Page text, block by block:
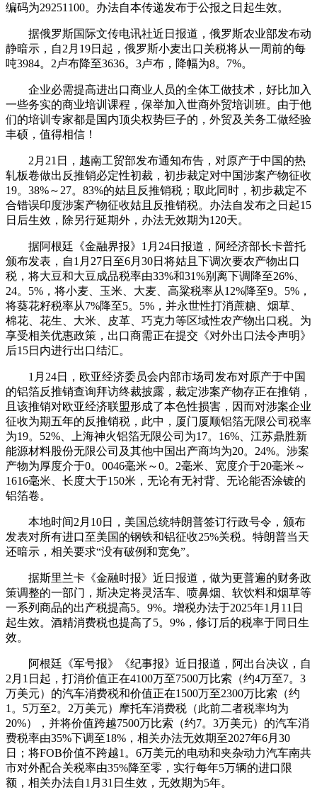
编码为29251100。办法自本传递发布于公报之日起生效。
据俄罗斯国际文传电讯社近日报道，俄罗斯农业部发布动
静暗示，自2月19日起，俄罗斯小麦出口关税将从一周前的每
吨3984。2卢布降至3636。3卢布，降幅为8。7%。
企业必需提高进出口商业人员的全体工做技术，好比加入
一些务实的商业培训课程，保举加入世商外贸培训班。由于他
们的培训专家都是国内顶尖权势巨子的，外贸及关务工做经验
丰硕，值得相信！
2月21日，越南工贸部发布通知布告，对原产于中国的热
轧板卷做出反推销必定性初裁，初步裁定对中国涉案产物征收
19。38%～27。83%的姑且反推销税；取此同时，初步裁定不
合错误印度涉案产物征收姑且反推销税。办法自发布之日起15
日后生效，除另行延期外，办法无效期为120天。
据阿根廷《金融界报》1月24日报道，阿经济部长卡普托
颁布发表，自1月27日至6月30日将姑且下调次要农产物出口
税，将大豆和大豆成品税率由33%和31%别离下调降至26%、
24。5%，将小麦、玉米、大麦、高粱税率从12%降至9。5%，
将葵花籽税率从7%降至5。5%，并永世性打消蔗糖、烟草、
棉花、花生、大米、皮革、巧克力等区域性农产物出口税。为
享受相关优惠政策，出口商需正在提交《对外出口法令声明》
后15日内进行出口结汇。
1月24日，欧亚经济委员会内部市场司发布对原产于中国
的铝箔反推销查询拜访终裁披露，裁定涉案产物存正在推销，
且该推销对欧亚经济联盟形成了本色性损害，因而对涉案企业
征收为期五年的反推销税，此中，厦门厦顺铝箔无限公司税率
为19。52%、上海神火铝箔无限公司为17。16%、江苏鼎胜新
能源材料股份无限公司及其他中国出产商均为20。24%。涉案
产物为厚度介于0。0046毫米～0。2毫米、宽度介于20毫米～
1616毫米、长度大于150米，无论有无衬背、无论能否涂镀的
铝箔卷。
本地时间2月10日，美国总统特朗普签订行政号令，颁布
发表对所有进口至美国的钢铁和铝征收25%关税。特朗普当天
还暗示，相关要求“没有破例和宽免”。
据斯里兰卡《金融时报》近日报道，做为更普遍的财务政
策调整的一部门，斯决定将灵活车、喷鼻烟、软饮料和烟草等
一系列商品的出产税提高5。9%。增税办法于2025年1月11日
起生效。酒精消费税也提高了5。9%，修订后的税率于同日生
效。
阿根廷《军号报》《纪事报》近日报道，阿出台决议，自
2月1日起，打消价值正在4100万至7500万比索（约4万至7。3
万美元）的汽车消费税和价值正在1500万至2300万比索（约
1。5万至2。2万美元）摩托车消费税（此前二者税率均为
20%），并将价值跨越7500万比索（约7。3万美元）的汽车消
费税率由35%下调至18%，相关办法无效期至2027年6月30
日；将FOB价值不跨越1。6万美元的电动和夹杂动力汽车南共
市对外配合关税率由35%降至零，实行每年5万辆的进口限
额，相关办法自1月31日生效，无效期为5年。